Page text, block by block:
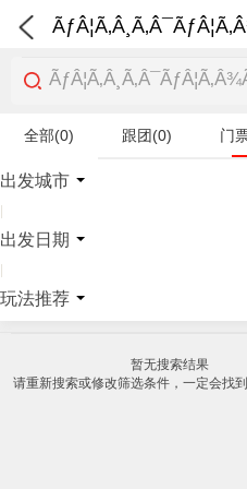
全部(0) 跟团(0) 门
特产商品(0)
出发城市
|
出发日期
|
玩法推荐
暂无搜索结果
请重新搜索或修改筛选条件，一定会找